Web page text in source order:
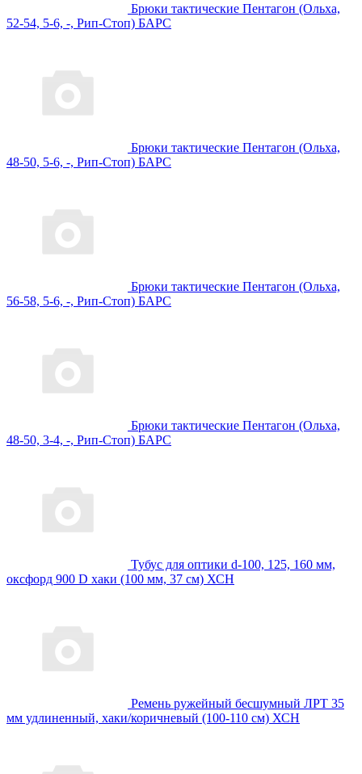
Брюки тактические Пентагон (Ольха,
52-54, 5-6, -, Рип-Стоп) БАРС
Брюки тактические Пентагон (Ольха,
48-50, 5-6, -, Рип-Стоп) БАРС
Брюки тактические Пентагон (Ольха,
56-58, 5-6, -, Рип-Стоп) БАРС
Брюки тактические Пентагон (Ольха,
48-50, 3-4, -, Рип-Стоп) БАРС
Тубус для оптики d-100, 125, 160 мм,
оксфорд 900 D хаки (100 мм, 37 см) ХСН
Ремень ружейный бесшумный ЛРТ 35
мм удлиненный, хаки/коричневый (100-110 см) ХСН